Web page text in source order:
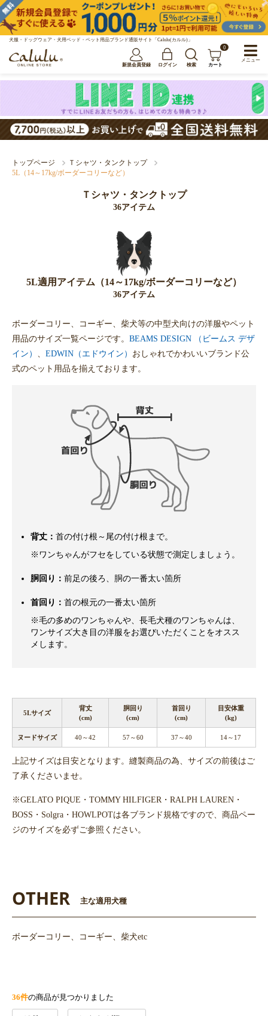
犬服・ドッグウェア・犬用ベッド・ペット用品ブランド通販サイト「Calulu(カルル)」
新規会員登録 ログイン 検索
0
カート
トップページ
Ｔシャツ・タンクトップ
5L（14～17kg/ボーダーコリーなど）
Ｔシャツ・タンクトップ
36アイテム
5L適用アイテム（14～17kg/ボーダーコリーなど）
36アイテム
ボーダーコリー、コーギー、柴犬等の中型犬向けの洋服やペット
用品のサイズ一覧ページです。 BEAMS DESIGN （ビームス デザ
イン） 、 EDWIN（エドウイン） おしゃれでかわいいブランド公
式のペット用品を揃えております。
背丈： 首の付け根～尾の付け根まで。
※ワンちゃんがフセをしている状態で測定しましょう。
胴回り： 前足の後ろ、胴の一番太い箇所
首回り： 首の根元の一番太い箇所
※毛の多めのワンちゃんや、長毛犬種のワンちゃんは、
ワンサイズ大き目の洋服をお選びいただくことをオスス
メします。
5Lサイズ
背丈
(cm)
胴回り
(cm)
首回り
(cm)
目安体重
(kg)
ヌードサイズ 40～42 57～60 37～40 14～17
上記サイズは目安となります。縫製商品の為、サイズの前後はご
了承くださいませ。
※GELATO PIQUE・TOMMY HILFIGER・RALPH LAUREN・
BOSS・Solgra・HOWLPOTは各ブランド規格ですので、商品ペー
ジのサイズを必ずご参照ください。
OTHER 主な適用犬種
ボーダーコリー、コーギー、柴犬etc
36件の商品が見つかりました
メニュー